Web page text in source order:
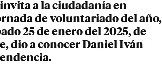
a la ciudadanía en
de voluntariado del año,
25 de enero del 2025, de
dio a conocer Daniel Iván